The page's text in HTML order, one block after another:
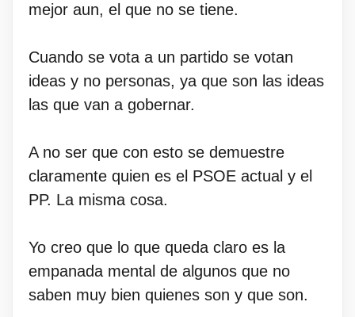
mejor aun, el que no se tiene.
Cuando se vota a un partido se votan
ideas y no personas, ya que son las ideas
las que van a gobernar.
A no ser que con esto se demuestre
claramente quien es el PSOE actual y el
PP. La misma cosa.
Yo creo que lo que queda claro es la
empanada mental de algunos que no
saben muy bien quienes son y que son.